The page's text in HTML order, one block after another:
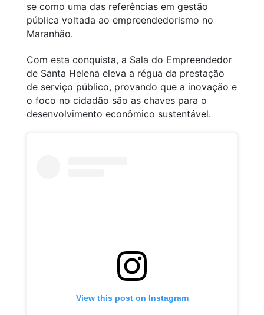
se como uma das referências em gestão
pública voltada ao empreendedorismo no
Maranhão.
Com esta conquista, a Sala do Empreendedor
de Santa Helena eleva a régua da prestação
de serviço público, provando que a inovação e
o foco no cidadão são as chaves para o
desenvolvimento econômico sustentável.
View this post on Instagram